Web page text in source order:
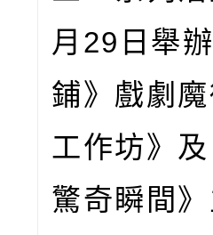
月 29 日舉
鋪》戲劇
工作坊》
驚奇瞬間